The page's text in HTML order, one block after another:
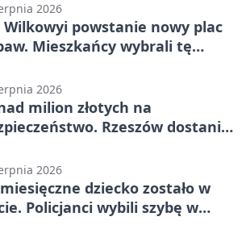
2026
Wilkowyi powstanie nowy plac
Mieszkańcy wybrali tę
2026
milion złotych na
Rzeszów dostanie
2026
dziecko zostało w
Policjanci wybili szybę w